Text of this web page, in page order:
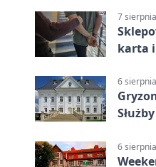
7
karta i
6
6